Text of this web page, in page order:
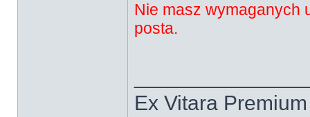
Nie masz wymaganych
posta.
Ex Vitara